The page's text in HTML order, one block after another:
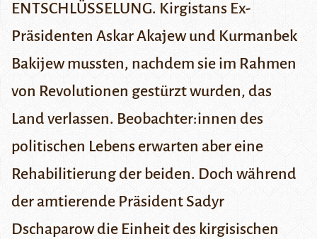
ENTSCHLÜSSELUNG. Kirgistans Ex-
Präsidenten Askar Akajew und Kurmanbek
Bakijew mussten, nachdem sie im Rahmen
von Revolutionen gestürzt wurden, das
Land verlassen. Beobachter:innen des
politischen Lebens erwarten aber eine
Rehabilitierung der beiden. Doch während
der amtierende Präsident Sadyr
Dschaparow die Einheit des kirgisischen